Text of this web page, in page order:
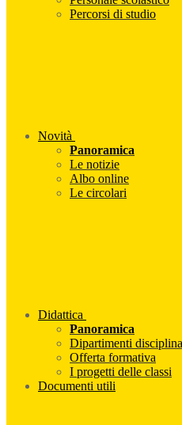
Percorsi di studio
Novità
Panoramica
Le notizie
Albo online
Le circolari
Didattica
Panoramica
Dipartimenti
Offerta formativa
I progetti delle classi
Documenti utili